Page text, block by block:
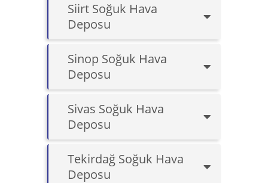
Siirt Soğuk Hava
Deposu
Sinop Soğuk Hava
Deposu
Sivas Soğuk Hava
Deposu
Tekirdağ Soğuk Hava
Deposu